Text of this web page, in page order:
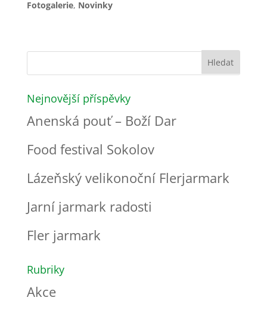
Fotogalerie, Novinky
Nejnovější příspěvky
Anenská pouť – Boží Dar
Food festival Sokolov
Lázeňský velikonoční Flerjarmark
Jarní jarmark radosti
Fler jarmark
Rubriky
Akce